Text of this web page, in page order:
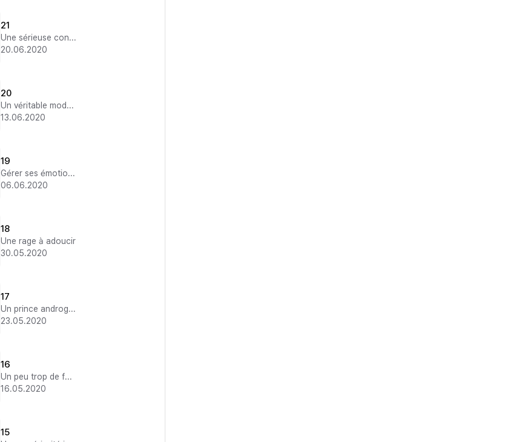
21
Une sérieuse concurrente
20.06.2020
20
Un véritable modèle
13.06.2020
19
Gérer ses émotions
06.06.2020
18
Une rage à adoucir
30.05.2020
17
Un prince androgyne
23.05.2020
16
Un peu trop de force
16.05.2020
15